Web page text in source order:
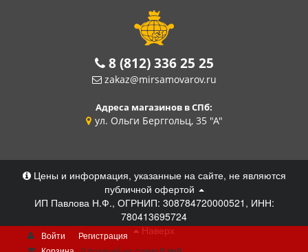
8 (812) 336 25 25
zakaz@mirsamovarov.ru
Адреса магазинов в СПб:
ул. Ольги Берггольц, 35 "А"
Цены и информация, указанные на сайте, не являются
публичной офертой
ИП Павлова Н.Ф., ОГРНИП: 308784720000521, ИНН:
780413695724
Наверх
Войти
Регистрация